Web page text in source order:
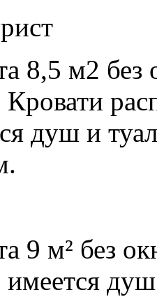
8,5 м2 без
душ и
9 м² без